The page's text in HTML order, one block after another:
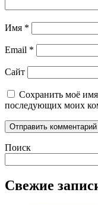
Имя *
Email *
Сайт
Сохранить моё
последующих моих
Поиск
Свежие